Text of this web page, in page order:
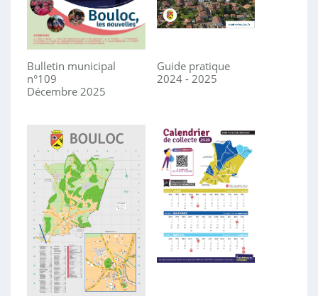
Bulletin municipal
n°109
Décembre 2025
Guide pratique
2024 - 2025